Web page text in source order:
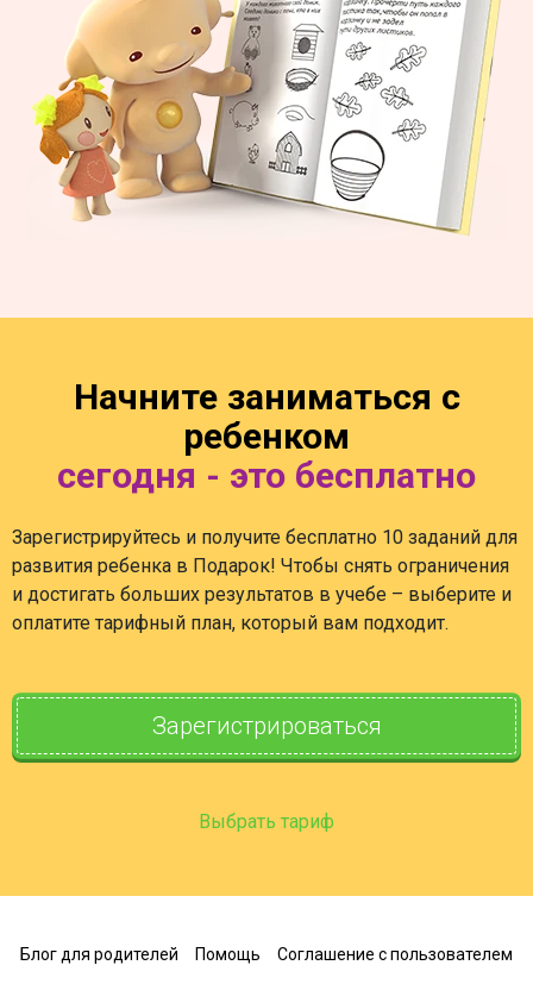
Начните заниматься с
ребенком
сегодня - это бесплатно
Зарегистрируйтесь и получите бесплатно 10 заданий для
развития ребенка в Подарок! Чтобы снять ограничения
и достигать больших результатов в учебе – выберите и
оплатите тарифный план, который вам подходит.
Зарегистрироваться
Выбрать тариф
Блог для родителей Помощь Соглашение с пользователем